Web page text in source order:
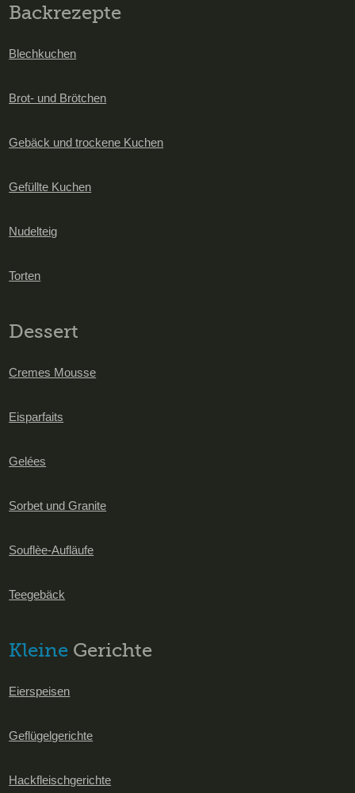
Backrezepte
Blechkuchen
Brot- und Brötchen
Gebäck und trockene Kuchen
Gefüllte Kuchen
Nudelteig
Torten
Dessert
Cremes Mousse
Eisparfaits
Gelées
Sorbet und Granite
Souflèe-Aufläufe
Teegebäck
Kleine Gerichte
Eierspeisen
Geflügelgerichte
Hackfleischgerichte